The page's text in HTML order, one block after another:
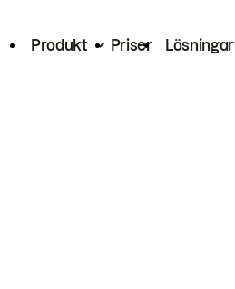
Produkt Priser Lösningar